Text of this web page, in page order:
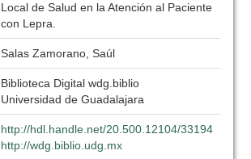
Local de Salud en la Atención al Paciente
con Lepra.
Salas Zamorano, Saúl
Biblioteca Digital wdg.biblio
Universidad de Guadalajara
http://hdl.handle.net/20.500.12104/33194
http://wdg.biblio.udg.mx